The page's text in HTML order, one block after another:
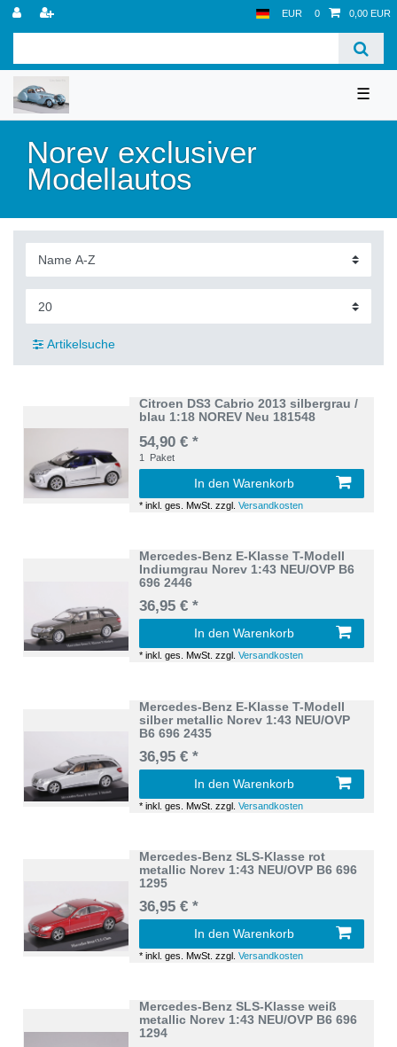
EUR 0 0,00 EUR
☰
Norev exclusiver
Modellautos
Artikelsuche
Citroen DS3 Cabrio 2013 silbergrau /
blau 1:18 NOREV Neu 181548
54,90 € *
1 Paket
In den Warenkorb
*inkl. ges. MwSt. zzgl.Versandkosten
Mercedes-Benz E-Klasse T-Modell
Indiumgrau Norev 1:43 NEU/OVP B6
696 2446
36,95 € *
In den Warenkorb
*inkl. ges. MwSt. zzgl.Versandkosten
Mercedes-Benz E-Klasse T-Modell
silber metallic Norev 1:43 NEU/OVP
B6 696 2435
36,95 € *
In den Warenkorb
*inkl. ges. MwSt. zzgl.Versandkosten
Mercedes-Benz SLS-Klasse rot
metallic Norev 1:43 NEU/OVP B6 696
1295
36,95 € *
In den Warenkorb
*inkl. ges. MwSt. zzgl.Versandkosten
Mercedes-Benz SLS-Klasse weiß
metallic Norev 1:43 NEU/OVP B6 696
1294